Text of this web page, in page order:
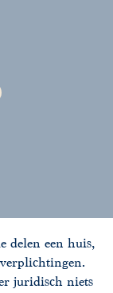
delen een huis,
juridisch niets